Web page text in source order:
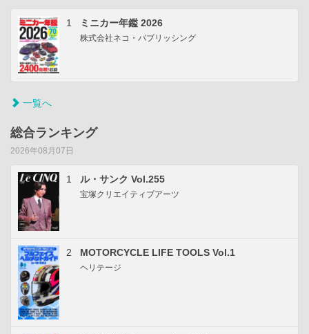
1 ミニカー年鑑 2026
株式会社ネコ・パブリッシング
一覧へ
総合ランキング
2026年08月07日
1 ル・サンク Vol.255
宝塚クリエイティブアーツ
2 MOTORCYCLE LIFE TOOLS Vol.1
ヘリテージ